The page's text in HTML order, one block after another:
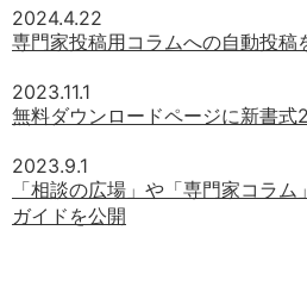
2024.4.22
専門家投稿用コラムへの自動投稿
2023.11.1
無料ダウンロードページに新書式
2023.9.1
「相談の広場」や「専門家コラ
ガイドを公開